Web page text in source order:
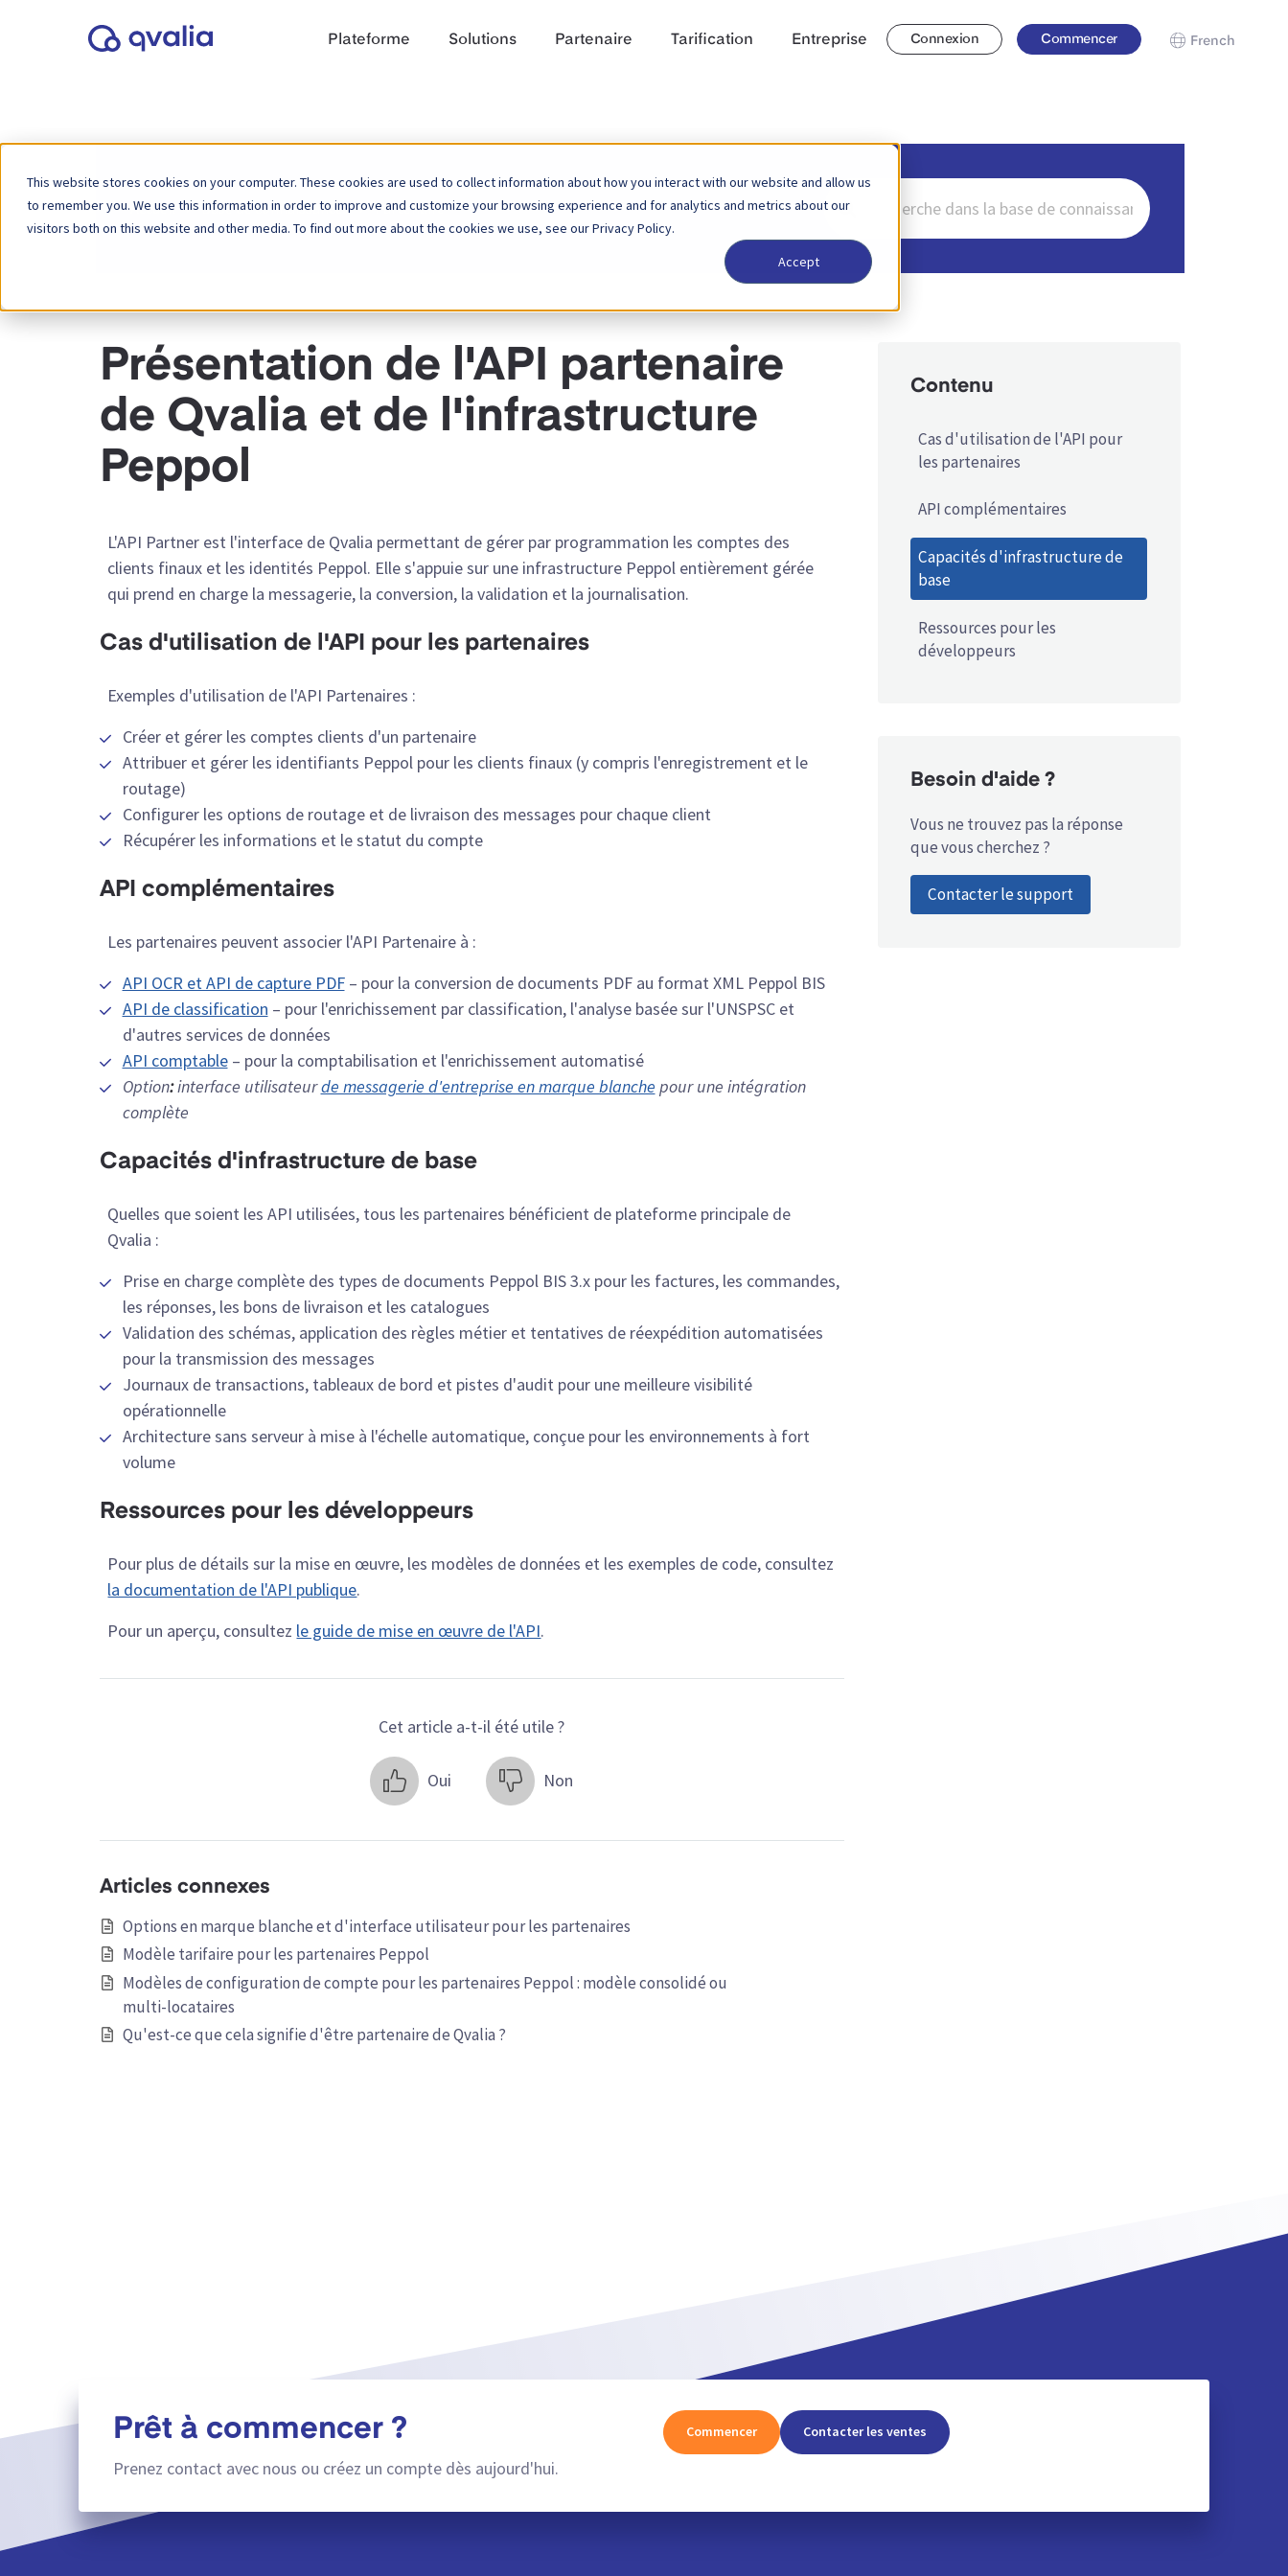
This website stores cookies on your computer. These cookies are used to collect information about how you interact with our website and allow us
to remember you. We use this information in order to improve and customize your browsing experience and for analytics and metrics about our
visitors both on this website and other media. To find out more about the cookies we use, see our Privacy Policy.
Accept
Plateforme Solutions Partenaire Tarification Entreprise Connexion Commencer French
Rechercher
Accueil Base de connaissances Partenaire
Présentation de l'API partenaire
de Qvalia et de l'infrastructure
Peppol
L'API Partner est l'interface de Qvalia permettant de gérer par programmation les comptes des
clients finaux et les identités Peppol. Elle s'appuie sur une infrastructure Peppol entièrement gérée
qui prend en charge la messagerie, la conversion, la validation et la journalisation.
Cas d'utilisation de l'API pour les partenaires
Exemples d'utilisation de l'API Partenaires :
Créer et gérer les comptes clients d'un partenaire
Attribuer et gérer les identifiants Peppol pour les clients finaux (y compris l'enregistrement et le
routage)
Configurer les options de routage et de livraison des messages pour chaque client
Récupérer les informations et le statut du compte
API complémentaires
Les partenaires peuvent associer l'API Partenaire à :
API OCR et API de capture PDF– pour la conversion de documents PDF au format XML Peppol BIS
API de classification – pour l'enrichissement par classification, l'analyse basée sur l'UNSPSC et
d'autres services de données
API comptable– pour la comptabilisation et l'enrichissement automatisé
Option:interface utilisateurde messagerie d'entreprise en marque blanche pour une intégration
complète
Capacités d'infrastructure de base
Quelles que soient les API utilisées, tous les partenaires bénéficient de plateforme principale de
Qvalia :
Prise en charge complète des types de documents Peppol BIS 3.x pour les factures, les commandes,
les réponses, les bons de livraison et les catalogues
Validation des schémas, application des règles métier et tentatives de réexpédition automatisées
pour la transmission des messages
Journaux de transactions, tableaux de bord et pistes d'audit pour une meilleure visibilité
opérationnelle
Architecture sans serveur à mise à l'échelle automatique, conçue pour les environnements à fort
volume
Ressources pour les développeurs
Pour plus de détails sur la mise en œuvre, les modèles de données et les exemples de code, consultez
la documentation de l'API publique.
Pour un aperçu, consultez le guide de mise en œuvre de l'API.
Cet article a-t-il été utile ?
Oui Non
Articles connexes
Options en marque blanche et d'interface utilisateur pour les partenaires
Modèle tarifaire pour les partenaires Peppol
Modèles de configuration de compte pour les partenaires Peppol : modèle consolidé ou
multi-locataires
Qu'est-ce que cela signifie d'être partenaire de Qvalia ?
Contenu
Cas d'utilisation de l'API pour
les partenaires
API complémentaires
Capacités d'infrastructure de
base
Ressources pour les
développeurs
Besoin d'aide ?
Vous ne trouvez pas la réponse
que vous cherchez ?
Contacter le support
Prêt à commencer ?
Prenez contact avec nous ou créez un compte dès aujourd'hui.
Commencer Contacter les ventes